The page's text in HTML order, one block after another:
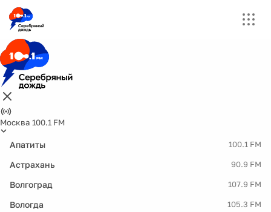
Москва 100.1 FM
Апатиты 100.1 FM
Астрахань 90.9 FM
Волгоград 107.9 FM
Вологда 105.3 FM